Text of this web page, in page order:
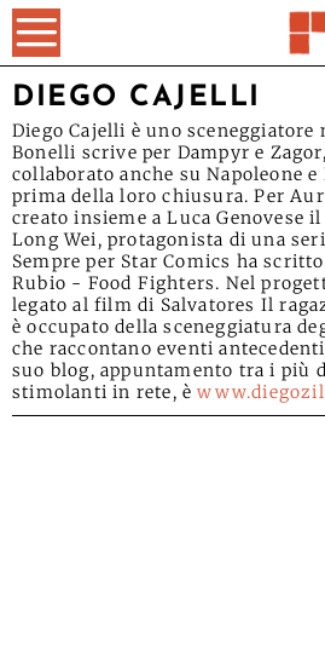
DIEGO CAJELLI
Diego Cajelli è uno sceneggiatore
Bonelli scrive per Dampyr e
collaborato anche su Napoleone e
prima della loro chiusura. Per
creato insieme a Luca Genovese
Long Wei, protagonista di una
Sempre per Star Comics ha
Rubio - Food Fighters. Nel
legato al film di Salvatores Il
è occupato della sceneggiatura
che raccontano eventi
suo blog, appuntamento tra i più
stimolanti in rete, è